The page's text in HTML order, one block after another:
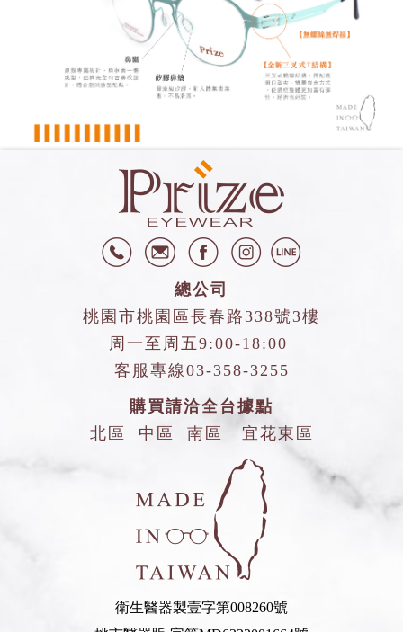
總公司
桃園市桃園區長春路338號3樓
周一至周五9:00-18:00
客服專線03-358-3255
購買請洽全台據點
北區
中區 南區 宜花東區
衛生醫器製壹字第008260號